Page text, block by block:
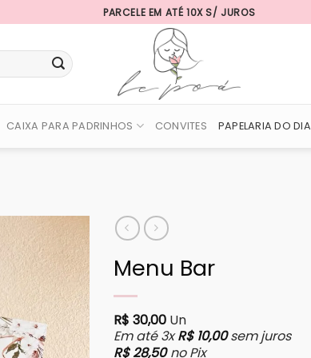
PARCELE EM ATÉ 10X S/ JUROS
CAIXA PARA PADRINHOS CONVITES PAPELARIA DO DIA
Menu Bar
R$ 30,00Un
Em até 3xR$10,00sem juros
R$28,50 no Pix